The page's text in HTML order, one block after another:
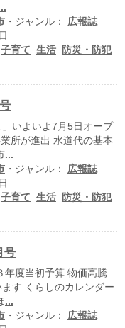
・ジャンル： 広報誌
子育て 生活
防災・防犯
」いよいよ7月5日オープ
所が進出 水道代の基本
...
・ジャンル： 広報誌
子育て 生活
防災・防犯
号
年度当初予算 物価高騰
す くらしのカレンダー
...
・ジャンル： 広報誌